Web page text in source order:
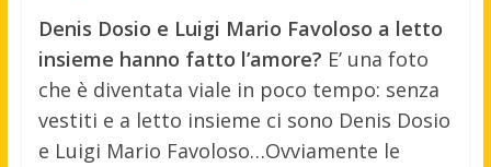
Denis Dosio e Luigi Mario Favoloso a letto
insieme hanno fatto l’amore? E’ una foto
che è diventata viale in poco tempo: senza
vestiti e a letto insieme ci sono Denis Dosio
e Luigi Mario Favoloso…Ovviamente le